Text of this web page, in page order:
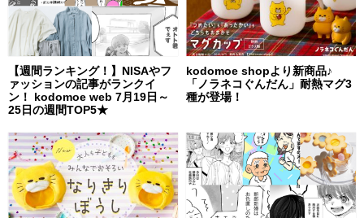
【週間ランキング！】NISAやフ
ァッションの記事がランクイ
ン！ kodomoe web 7月19日～
25日の週間TOP5★
kodomoe shopより新商品♪
「ノラネコぐんだん」耐熱マグ3
種が登場！